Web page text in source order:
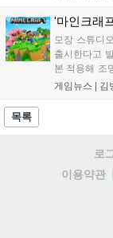
'마인크래
모장 스튜디
출시한다고
본 적용해 조
팩도 업데이
됩니다. 일
게임뉴스 | 김
목록
로
이용약관